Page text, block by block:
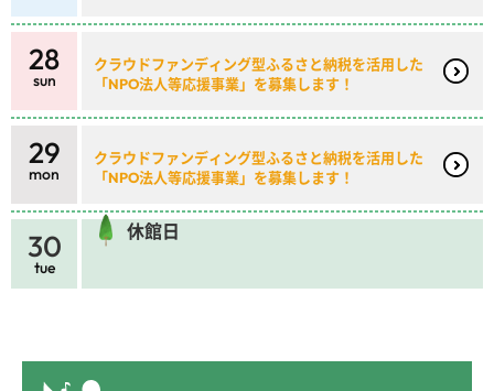
28
sun
クラウドファンディング型ふるさと納税を活用した
「NPO法人等応援事業」を募集します！
29
mon
クラウドファンディング型ふるさと納税を活用した
「NPO法人等応援事業」を募集します！
30
tue
休館日